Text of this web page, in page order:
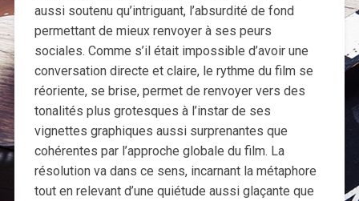
aussi soutenu qu’intriguant, l’absurdité de fond
permettant de mieux renvoyer à ses peurs
sociales. Comme s’il était impossible d’avoir une
conversation directe et claire, le rythme du film se
réoriente, se brise, permet de renvoyer vers des
tonalités plus grotesques à l’instar de ses
vignettes graphiques aussi surprenantes que
cohérentes par l’approche globale du film. La
résolution va dans ce sens, incarnant la métaphore
tout en relevant d’une quiétude aussi glaçante que